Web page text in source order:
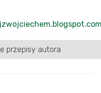
przepisy autora